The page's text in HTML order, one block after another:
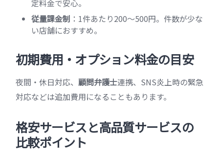
定料金で安心。
従量課金制 ：1件あたり200〜500円。件数が少な
い店舗におすすめ。
初期費用・オプション料金の目安
夜間・休日対応、 顧問弁護士連携、SNS炎上時の緊急
対応などは追加費用になることもあります。
格安サービスと高品質サービスの
比較ポイント